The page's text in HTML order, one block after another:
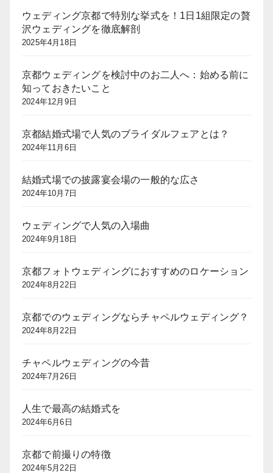
ウェディング京都で特別な挙式を！1日1組限定の贅
沢ウェディングを徹底解剖
2025年4月18日
京都ウェディングを検討中のお二人へ：始める前に
知っておきたいこと
2024年12月9日
京都結婚式場で人気のブライダルフェアとは？
2024年11月6日
結婚式場での披露宴会場の一般的な広さ
2024年10月7日
ウェディングで人気の入場曲
2024年9月18日
京都フォトウェディングにおすすめのロケーション
2024年8月22日
京都でのウェディングならチャペルウェディング？
2024年8月22日
チャペルウェディングの今昔
2024年7月26日
人生で最高の結婚式を
2024年6月6日
京都で前撮りの特徴
2024年5月22日